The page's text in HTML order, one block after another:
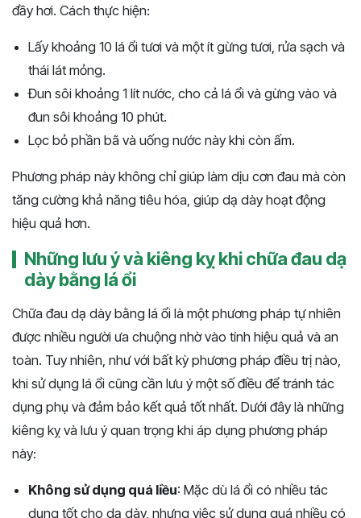
đầy hơi. Cách thực hiện:
Lấy khoảng 10 lá ổi tươi và một ít gừng tươi, rửa sạch và
thái lát mỏng.
Đun sôi khoảng 1 lít nước, cho cả lá ổi và gừng vào và
đun sôi khoảng 10 phút.
Lọc bỏ phần bã và uống nước này khi còn ấm.
Phương pháp này không chỉ giúp làm dịu cơn đau mà còn
tăng cường khả năng tiêu hóa, giúp dạ dày hoạt động
hiệu quả hơn.
Những lưu ý và kiêng kỵ khi chữa đau dạ
dày bằng lá ổi
Chữa đau dạ dày bằng lá ổi là một phương pháp tự nhiên
được nhiều người ưa chuộng nhờ vào tính hiệu quả và an
toàn. Tuy nhiên, như với bất kỳ phương pháp điều trị nào,
khi sử dụng lá ổi cũng cần lưu ý một số điều để tránh tác
dụng phụ và đảm bảo kết quả tốt nhất. Dưới đây là những
kiêng kỵ và lưu ý quan trọng khi áp dụng phương pháp
này:
Không sử dụng quá liều: Mặc dù lá ổi có nhiều tác
dụng tốt cho dạ dày, nhưng việc sử dụng quá nhiều có